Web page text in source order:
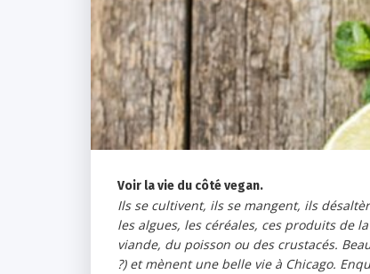
Voir la vie du côté vegan.
Ils se cultivent, ils se mangent, ils
les algues, les céréales, ces produits de
viande, du poisson ou des crustacés.
?) et mènent une belle vie à Chicago.